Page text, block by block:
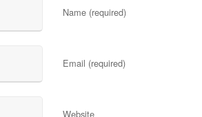
Name (required)
Email (required)
Website